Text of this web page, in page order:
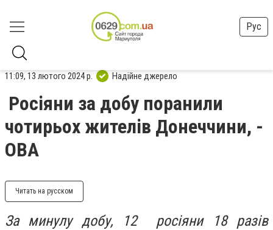
Рус
11:09, 13 лютого 2024 р. Надійне джерело
Росіяни за добу поранили
чотирьох жителів Донеччини, -
ОВА
Читать на русском
За минулу добу, 12 росіяни 18 разів